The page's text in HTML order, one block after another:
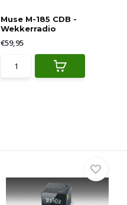
Muse M-185 CDB -
Wekkerradio
€59,95